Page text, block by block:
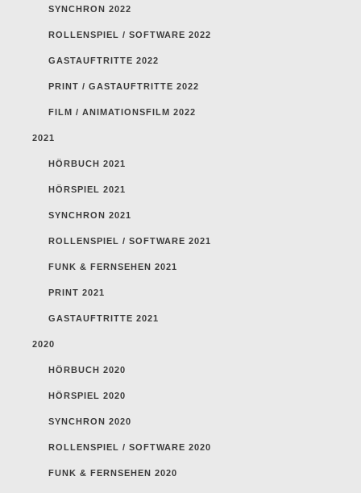
SYNCHRON 2022
ROLLENSPIEL / SOFTWARE 2022
GASTAUFTRITTE 2022
PRINT / GASTAUFTRITTE 2022
FILM / ANIMATIONSFILM 2022
2021
HÖRBUCH 2021
HÖRSPIEL 2021
SYNCHRON 2021
ROLLENSPIEL / SOFTWARE 2021
FUNK & FERNSEHEN 2021
PRINT 2021
GASTAUFTRITTE 2021
2020
HÖRBUCH 2020
HÖRSPIEL 2020
SYNCHRON 2020
ROLLENSPIEL / SOFTWARE 2020
FUNK & FERNSEHEN 2020